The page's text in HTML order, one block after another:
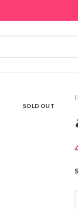
SOLD OUT